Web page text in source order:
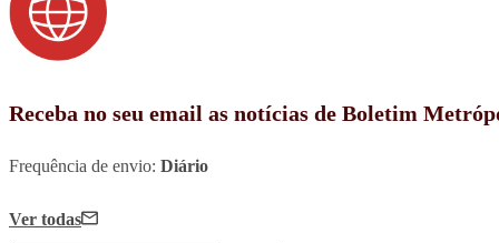
Receba no seu email as notícias de Boletim
Frequência de envio: Diário
Ver todas